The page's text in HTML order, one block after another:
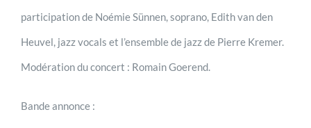
participation de Noémie Sünnen, soprano, Edith van den
Heuvel, jazz vocals et l’ensemble de jazz de Pierre Kremer.
Modération du concert : Romain Goerend.
Bande annonce :